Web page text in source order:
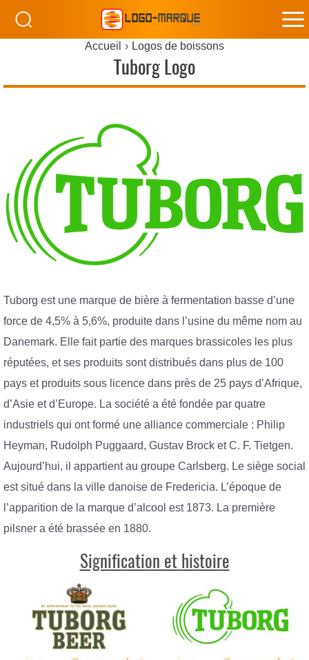
Accueil Logos de boissons
Tuborg Logo
Tuborg est une marque de bière à fermentation basse d’une
force de 4,5% à 5,6%, produite dans l’usine du même nom au
Danemark. Elle fait partie des marques brassicoles les plus
réputées, et ses produits sont distribués dans plus de 100
pays et produits sous licence dans près de 25 pays d’Afrique,
d’Asie et d’Europe. La société a été fondée par quatre
industriels qui ont formé une alliance commerciale : Philip
Heyman, Rudolph Puggaard, Gustav Brock et C. F. Tietgen.
Aujourd’hui, il appartient au groupe Carlsberg. Le siège social
est situé dans la ville danoise de Fredericia. L’époque de
l’apparition de la marque d’alcool est 1873. La première
pilsner a été brassée en 1880.
Signification et histoire